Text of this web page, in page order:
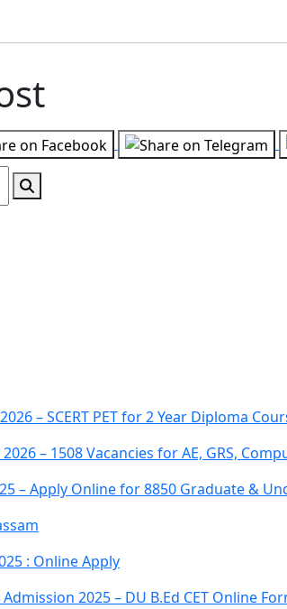
– SCERT PET for 2 Year Diploma
– 1508 Vacancies for AE, GRS,
– Apply Online for 8850 Graduate &
: Online Apply
2025 – DU B.Ed CET Online